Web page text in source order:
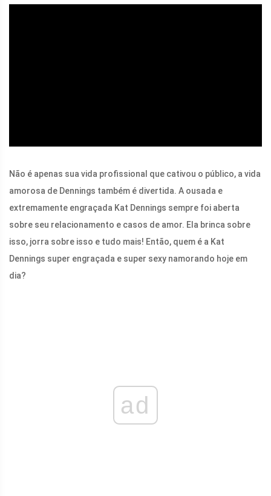
Não é apenas sua vida profissional que cativou o público, a vida
amorosa de Dennings também é divertida. A ousada e
extremamente engraçada Kat Dennings sempre foi aberta
sobre seu relacionamento e casos de amor. Ela brinca sobre
isso, jorra sobre isso e tudo mais! Então, quem é a Kat
Dennings super engraçada e super sexy namorando hoje em
dia?
ad